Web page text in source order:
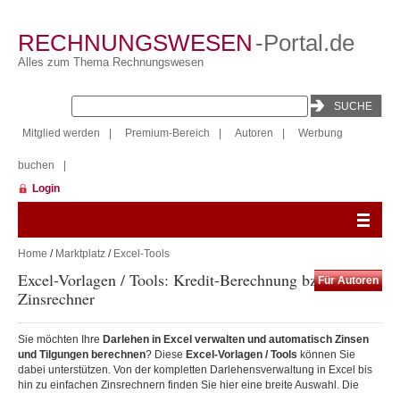
RECHNUNGSWESEN -Portal.de
Alles zum Thema Rechnungswesen
Mitglied werden Premium-Bereich Autoren Werbung
buchen
Login
Home / Marktplatz / Excel-Tools
Excel-Vorlagen / Tools: Kredit-Berechnung bzw.
Zinsrechner
Für Autoren
Sie möchten Ihre Darlehen in Excel verwalten und automatisch Zinsen
und Tilgungen berechnen? Diese Excel-Vorlagen / Tools können Sie
dabei unterstützen. Von der kompletten Darlehensverwaltung in Excel bis
hin zu einfachen Zinsrechnern finden Sie hier eine breite Auswahl. Die